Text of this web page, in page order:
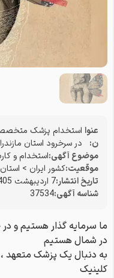
عنوا
ن:
استخدام پزشک
در سرخرود استان
موضوع آگهی:استخدام و
موقعیت:کشور ایران >
تاریخ انتشار:7 اردیبهشت 1405
شناسه آگهی:37534
ما سرمایه گذار هستیم و
در شمال هستیم
به دنبال یک پزشک متعهد
کلینیک